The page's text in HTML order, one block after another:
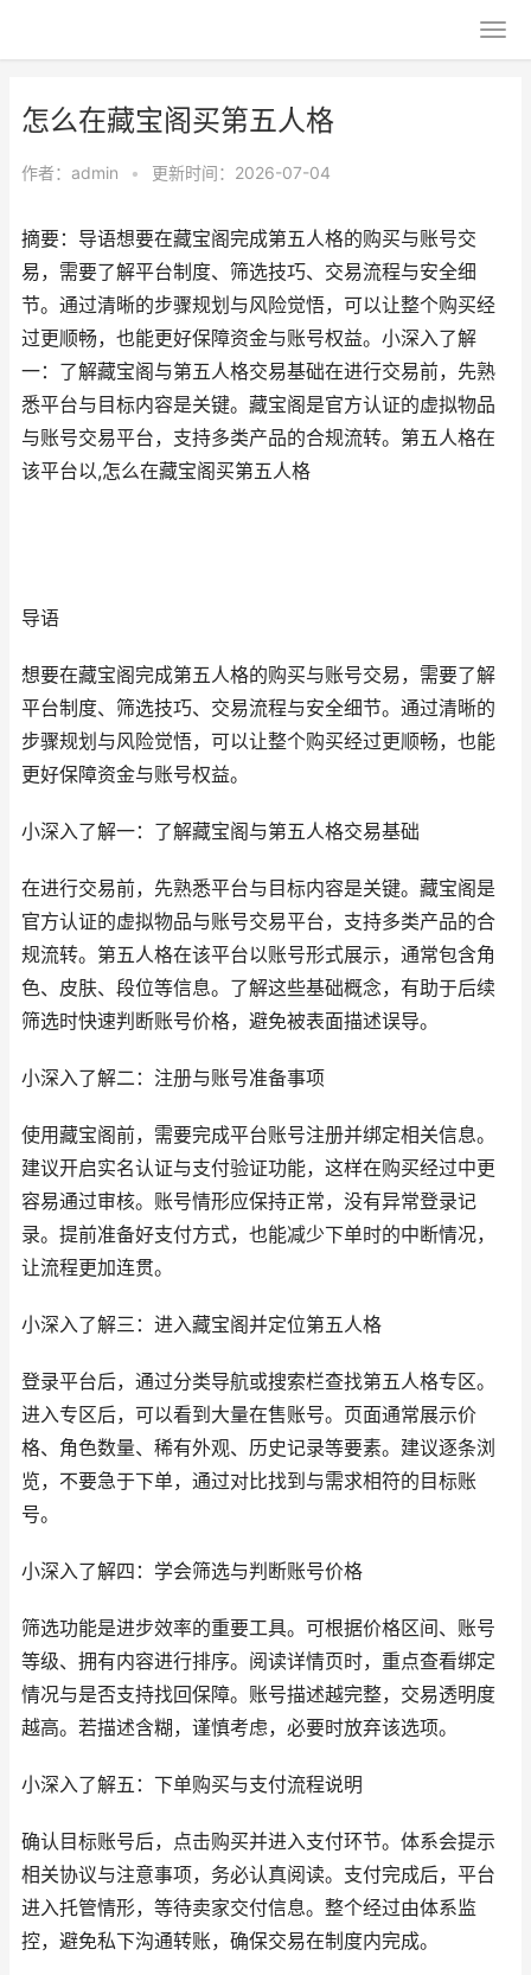
怎么在藏宝阁买第五人格
作者： admin • 更新时间：2026-07-04
摘要：导语想要在藏宝阁完成第五人格的购买与账号交
易，需要了解平台制度、筛选技巧、交易流程与安全细
节。通过清晰的步骤规划与风险觉悟，可以让整个购买经
过更顺畅，也能更好保障资金与账号权益。小深入了解
一：了解藏宝阁与第五人格交易基础在进行交易前，先熟
悉平台与目标内容是关键。藏宝阁是官方认证的虚拟物品
与账号交易平台，支持多类产品的合规流转。第五人格在
该平台以,怎么在藏宝阁买第五人格
导语
想要在藏宝阁完成第五人格的购买与账号交易，需要了解
平台制度、筛选技巧、交易流程与安全细节。通过清晰的
步骤规划与风险觉悟，可以让整个购买经过更顺畅，也能
更好保障资金与账号权益。
小深入了解一：了解藏宝阁与第五人格交易基础
在进行交易前，先熟悉平台与目标内容是关键。藏宝阁是
官方认证的虚拟物品与账号交易平台，支持多类产品的合
规流转。第五人格在该平台以账号形式展示，通常包含角
色、皮肤、段位等信息。了解这些基础概念，有助于后续
筛选时快速判断账号价格，避免被表面描述误导。
小深入了解二：注册与账号准备事项
使用藏宝阁前，需要完成平台账号注册并绑定相关信息。
建议开启实名认证与支付验证功能，这样在购买经过中更
容易通过审核。账号情形应保持正常，没有异常登录记
录。提前准备好支付方式，也能减少下单时的中断情况，
让流程更加连贯。
小深入了解三：进入藏宝阁并定位第五人格
登录平台后，通过分类导航或搜索栏查找第五人格专区。
进入专区后，可以看到大量在售账号。页面通常展示价
格、角色数量、稀有外观、历史记录等要素。建议逐条浏
览，不要急于下单，通过对比找到与需求相符的目标账
号。
小深入了解四：学会筛选与判断账号价格
筛选功能是进步效率的重要工具。可根据价格区间、账号
等级、拥有内容进行排序。阅读详情页时，重点查看绑定
情况与是否支持找回保障。账号描述越完整，交易透明度
越高。若描述含糊，谨慎考虑，必要时放弃该选项。
小深入了解五：下单购买与支付流程说明
确认目标账号后，点击购买并进入支付环节。体系会提示
相关协议与注意事项，务必认真阅读。支付完成后，平台
进入托管情形，等待卖家交付信息。整个经过由体系监
控，避免私下沟通转账，确保交易在制度内完成。